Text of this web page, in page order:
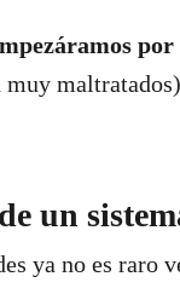
muy maltratados)
un
ya no es raro